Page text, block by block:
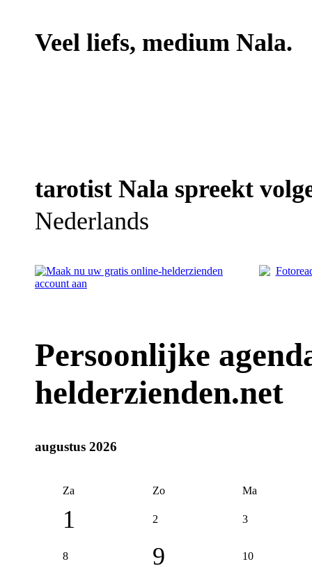
Veel liefs, medium Nala.
tarotist Nala spreekt
Nederlands
Persoonlijke
helderzienden.net
augustus 2026
Za Zo Ma
1 2 3
8 9 10